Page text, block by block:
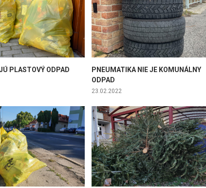
PLASTOVÝ ODPAD
PNEUMATIKA NIE JE KOMUNÁLNY
ODPAD
23.02.2022